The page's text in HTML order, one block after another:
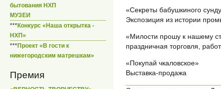
бытования НХП
МУЗЕИ
***Конкурс «Наша открытка -
НХП»
***Проект «В гости к
нижегородским матрешкам»
Премия
«Секреты бабушкиного
Экспозиция из истории
«Милости прошу к нашему
праздничная торговля,
«Покупай чкаловское»
Выставка-продажа